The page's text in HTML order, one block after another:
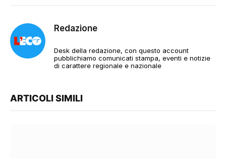
Redazione
Desk della redazione, con questo account
pubblichiamo comunicati stampa, eventi e notizie
di carattere regionale e nazionale
ARTICOLI SIMILI